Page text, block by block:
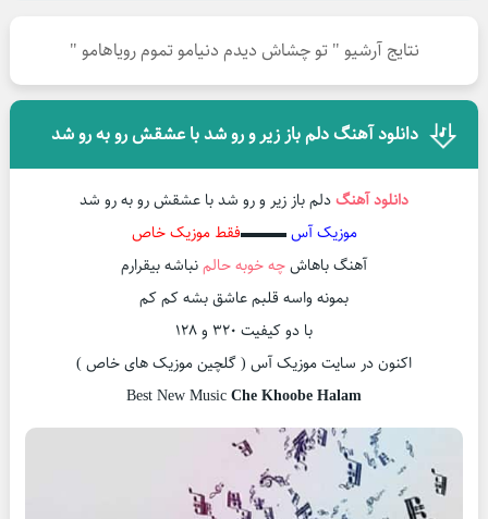
نتایج آرشیو " تو چشاش دیدم دنیامو تموم رویاهامو "
دانلود آهنگ دلم باز زیر و رو شد با عشقش رو به رو شد
دانلود آهنگدلم باز زیر و رو شد با عشقش رو به رو شد
موزیک آس▬▬▬فقط موزیک خاص
آهنگ باهاشچه خوبه حالمنباشه بیقرارم
بمونه واسه قلبم عاشق بشه کم کم
با دو کیفیت 320 و 128
اکنون در سایت موزیک آس ( گلچین موزیک های خاص )
Best New MusicChe Khoobe Halam